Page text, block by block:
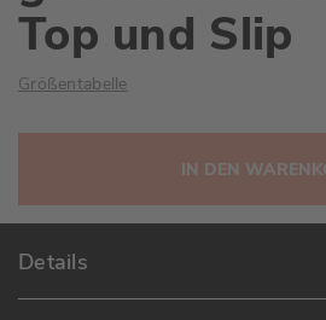
Top und Slip
Größentabelle
IN DEN
Details